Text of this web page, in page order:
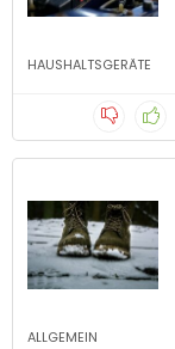
HAUSHALTSGERÄTE
ALLGEMEIN